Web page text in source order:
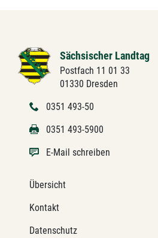
Sächsischer Landtag
Postfach 11 01 33
01330 Dresden
0351 493-50
0351 493-5900
E-Mail schreiben
Übersicht
Kontakt
Datenschutz